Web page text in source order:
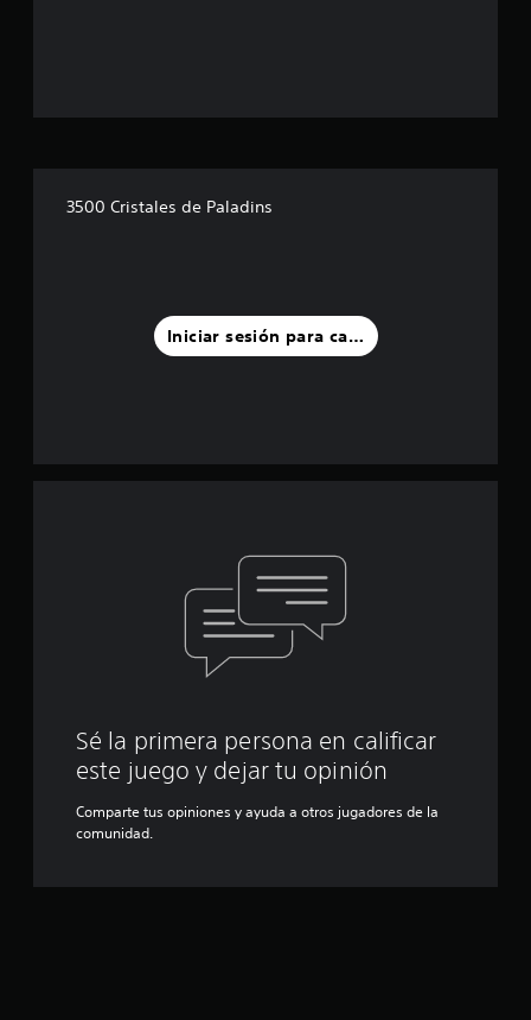
3500 Cristales de Paladins
Iniciar sesión para calificar
Sé la primera persona en calificar
este juego y dejar tu opinión
Comparte tus opiniones y ayuda a otros jugadores de la
comunidad.